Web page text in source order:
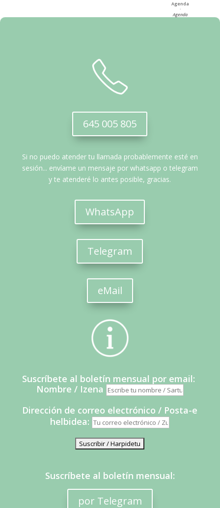
Agenda
·
Agenda
645 005 805
Si no puedo atender tu llamada probablemente esté en
sesión... envíame un mensaje por whatsapp o telegram
y te atenderé lo antes posible, gracias.
WhatsApp
Telegram
eMail
Suscríbete al boletín mensual por email:
Nombre / Izena
Dirección de correo electrónico / Posta-e
helbidea:
Suscríbete al boletín mensual:
por Telegram